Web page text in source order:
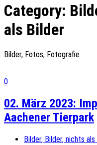
Category:
als Bilder
Bilder, Fotos, Fotografie
0
02. März 2023:
Aachener Tierpark
Bilder, Bilder, nichts